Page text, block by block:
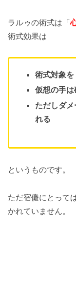
ラルゥの術式は「
術式効果は
術式対象を
仮想の手
ただしダ
れる
というものです。
ただ宿儺にとって
かれていません。